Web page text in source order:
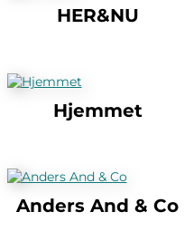
HER&NU
Hjemmet
Anders And & Co